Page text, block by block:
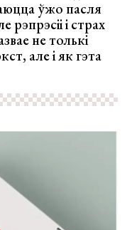
ўжо пасля
рэпрэсіі і страх
не толькі
але і як гэта